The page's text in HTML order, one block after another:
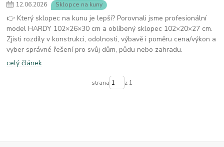
12.06.2026 Sklopce na kuny
👉 Který sklopec na kunu je lepší? Porovnali jsme profesionální
model HARDY 102×26×30 cm a oblíbený sklopec 102×20×27 cm.
Zjisti rozdíly v konstrukci, odolnosti, výbavě i poměru cena/výkon a
vyber správné řešení pro svůj dům, půdu nebo zahradu.
celý článek
strana z 1